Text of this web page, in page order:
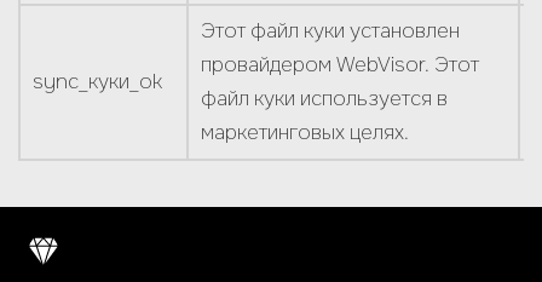
sync_куки_ok
Этот файл куки установлен
провайдером WebVisor. Этот
файл куки используется в
маркетинговых целях.